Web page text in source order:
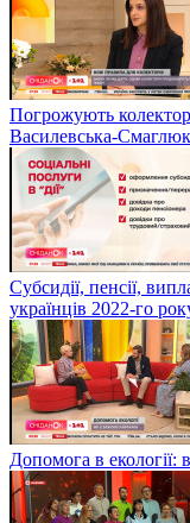
Погрожують
Василевська-Смаглюк
Субсидії, пенсії,
українців 2022-го
Допомога в екології: